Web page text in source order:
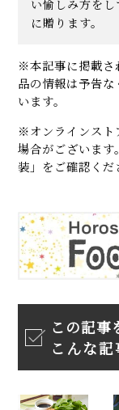
い愉しみ方を
に贈ります。
※本記事に掲載さ
品の情報は予告
います。
※オンラインスト
場合がございま
装」をご確認くだ
この記事
こんな